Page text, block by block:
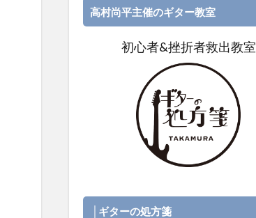
高村尚平主催のギター教室
初心者&挫折者救出教室
│ギターの処方箋